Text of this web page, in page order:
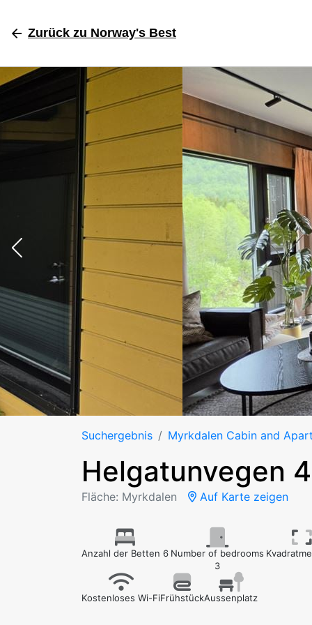
Zurück zu Norway's Best
Suchergebnis Myrkdalen Cabin and
Helgatunvegen
Fläche: Myrkdalen Auf Karte zeigen
Anzahl der Betten 6 Number of bedrooms
3
Kostenloses Wi-FiFrühstückAussenplatz